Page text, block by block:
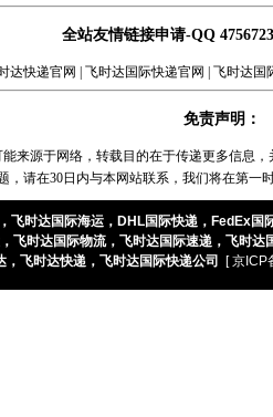
全站友情链接申请-QQ
达快递官网 飞时达国际快递官网 飞时达国
免责声明：
来源于网络，转载目的在于传递更多信息
，请在30日内与本网站联系，我们将在第一
， 飞时达国际海运 ， DHL国际快递 ， FedEx国
， 飞时达国际物流， 飞时达国际速递 ， 飞时达
， 飞时达快递， 飞时达国际快递公司 [ 京ICP